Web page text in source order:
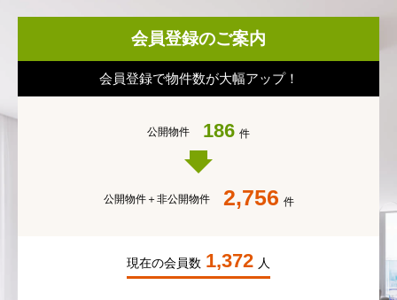
会員登録のご案内
会員登録で物件数が大幅アップ！
公開物件 186 件
公開物件＋非公開物件 2,756 件
現在の会員数 1,372 人